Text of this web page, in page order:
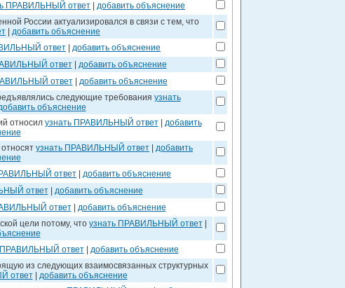
ПРАВИЛЬНЫЙ ответ добавить объяснение
России актуализировался в связи с тем, что
добавить объяснение
ответ
добавить объяснение
ответ| добавить объяснение
ответ| добавить объяснение
следующие требования узнать
объяснение
относил узнать ПРАВИЛЬНЫЙ ответ| добавить
узнать ПРАВИЛЬНЫЙ ответ
добавить
ответ
добавить объяснение
ответ| добавить объяснение
ответ| добавить объяснение
цели потому, что узнать ПРАВИЛЬНЫЙ ответ|
ПРАВИЛЬНЫЙ ответ| добавить объяснение
из следующих взаимосвязанных структурных
ответ| добавить объяснение